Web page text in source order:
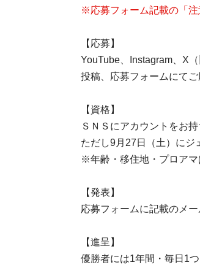
※応募フォーム記載の「注
【応募】
YouTube、Instagram、X
投稿、応募フォームにてご
【資格】
ＳＮＳにアカウントをお
ただし9月27日（土）にジ
※年齢・移住地・プロアマ
【発表】
応募フォームに記載のメ
【進呈】
優勝者には1年間・毎日1